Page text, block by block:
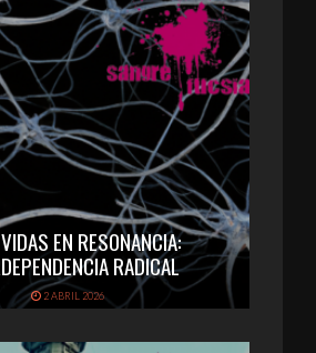
EN RESONANCIA:
RADICAL
2 ABRIL 2026